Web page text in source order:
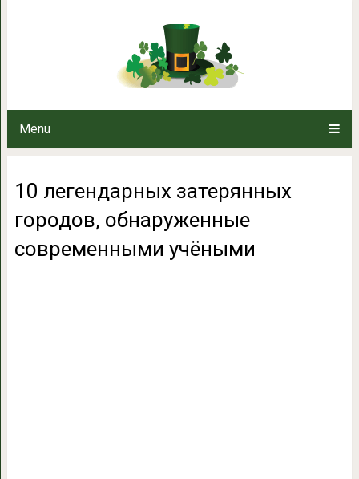
Menu
10 легендарных
10 легендарных затерянных
городов, обнаруженные
современными учёными